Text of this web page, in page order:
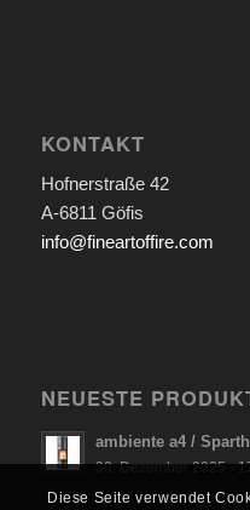
KONTAKT
Hofnerstraße 42
A-6811 Göfis
info@fineartoffire.com
NEUESTE
ambiente a4 /
30. Dezember 2025 -
Diese Seite verwendet